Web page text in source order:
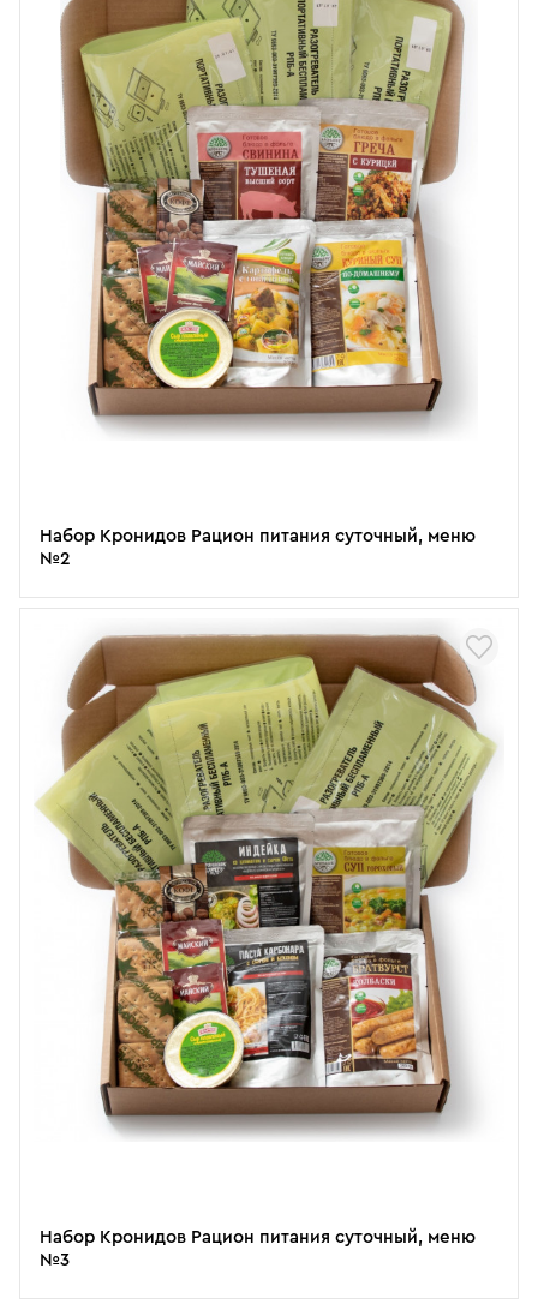
Набор Кронидов Рацион питания суточный, меню
№2
Набор Кронидов Рацион питания суточный, меню
№3